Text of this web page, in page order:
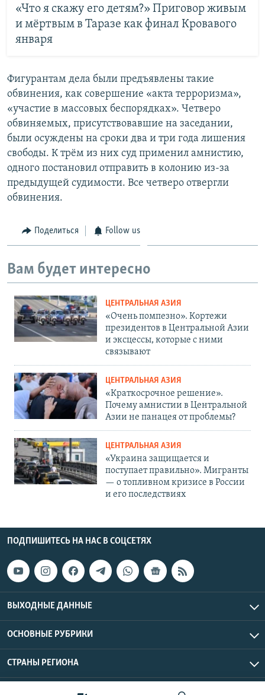
«Что я скажу его детям?» Приговор живым
и мёртвым в Таразе как финал Кровавого
января
Фигурантам дела были предъявлены такие
обвинения, как совершение «акта терроризма»,
«участие в массовых беспорядках». Четверо
обвиняемых, присутствовавшие на заседании,
были осуждены на сроки два и три года лишения
свободы. К трём из них суд применил амнистию,
одного постановил отправить в колонию из-за
предыдущей судимости. Все четверо отвергли
обвинения.
Поделиться Follow us
Вам будет интересно
ЦЕНТРАЛЬНАЯ АЗИЯ
«Очень помпезно». Кортежи
президентов в Центральной Азии
и эксцессы, которые с ними
связывают
ЦЕНТРАЛЬНАЯ АЗИЯ
«Краткосрочное решение».
Почему амнистии в Центральной
Азии не панацея от проблемы?
ЦЕНТРАЛЬНАЯ АЗИЯ
«Украина защищается и
поступает правильно». Мигранты
— о топливном кризисе в России
и его последствиях
ПОДПИШИТЕСЬ НА НАС В СОЦСЕТЯХ
ВЫХОДНЫЕ ДАННЫЕ
ОСНОВНЫЕ РУБРИКИ
СТРАНЫ РЕГИОНА